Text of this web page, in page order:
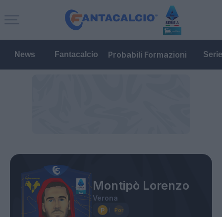
News Fantacalcio Probabili Formazioni
Montipò Lorenzo
Verona